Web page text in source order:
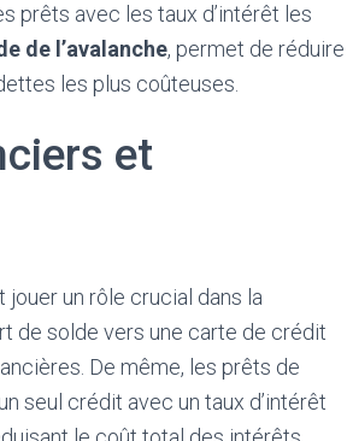
prêts avec les taux d’intérêt les
de l’avalanche, permet de réduire
les plus coûteuses.
et
un rôle crucial dans la
de solde vers une carte de crédit
De même, les prêts de
seul crédit avec un taux d’intérêt